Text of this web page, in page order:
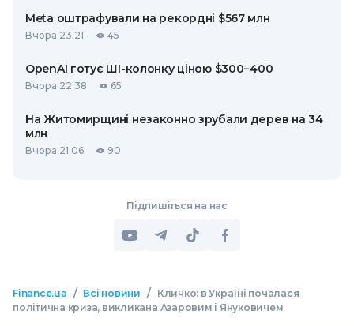
Meta оштрафували на рекордні $567 млн
Вчора 23:21 45
OpenAI готує ШІ-колонку ціною $300−400
Вчора 22:38 65
На Житомирщині незаконно зрубали дерев на 34
млн
Вчора 21:06 90
Підпишіться на нас
Finance.ua / Всі новини /
Кличко: в Україні почалася
політична криза, викликана Азаровим і Януковичем